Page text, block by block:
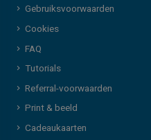
Gebruiksvoorwaarden
Cookies
FAQ
Tutorials
Referral-voorwaarden
Print & beeld
Cadeaukaarten